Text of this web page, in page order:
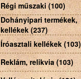
Régi műszaki (100)
Dohányipari termékek,
kellékek (237)
Íróasztali kellékek (103)
Reklám, relikvia (103)